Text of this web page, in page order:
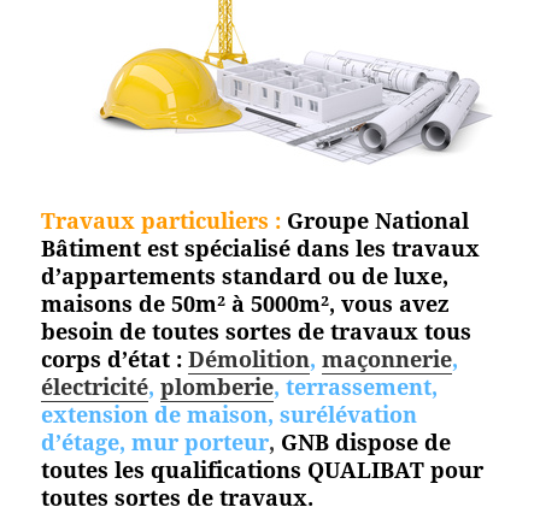
Travaux particuliers : Groupe National
Bâtiment est spécialisé dans les travaux
d’appartements standard ou de luxe,
maisons de 50m² à 5000m², vous avez
besoin de toutes sortes de travaux tous
corps d’état : Démolition,maçonnerie,
électricité,plomberie, terrassement,
extension de maison, surélévation
d’étage, mur porteur, GNB dispose de
toutes les qualifications QUALIBAT pour
toutes sortes de travaux.